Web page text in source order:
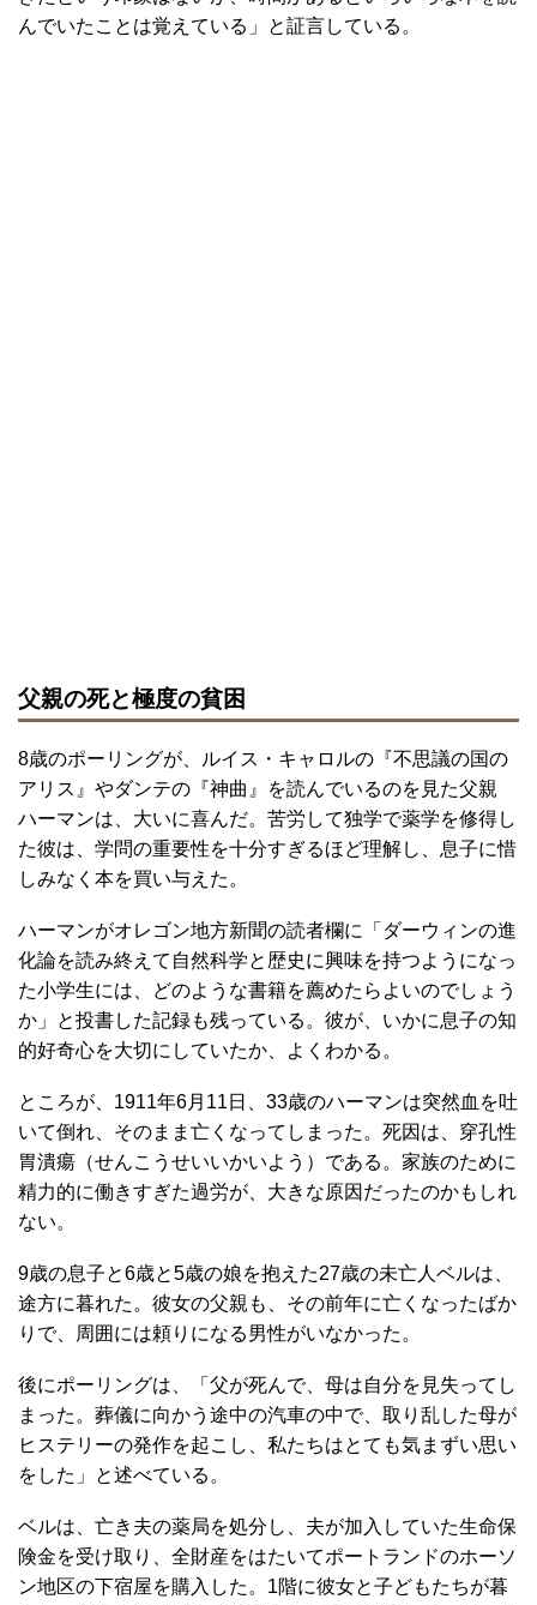
んでいたことは覚えている」と証言している。
父親の死と極度の貧困
8歳のポーリングが、ルイス・キャロルの『不思議の国の
アリス』やダンテの『神曲』を読んでいるのを見た父親
ハーマンは、大いに喜んだ。苦労して独学で薬学を修得し
た彼は、学問の重要性を十分すぎるほど理解し、息子に惜
しみなく本を買い与えた。
ハーマンがオレゴン地方新聞の読者欄に「ダーウィンの進
化論を読み終えて自然科学と歴史に興味を持つようになっ
た小学生には、どのような書籍を薦めたらよいのでしょう
か」と投書した記録も残っている。彼が、いかに息子の知
的好奇心を大切にしていたか、よくわかる。
ところが、1911年6月11日、33歳のハーマンは突然血を吐
いて倒れ、そのまま亡くなってしまった。死因は、穿孔性
胃潰瘍（せんこうせいいかいよう）である。家族のために
精力的に働きすぎた過労が、大きな原因だったのかもしれ
ない。
9歳の息子と6歳と5歳の娘を抱えた27歳の未亡人ベルは、
途方に暮れた。彼女の父親も、その前年に亡くなったばか
りで、周囲には頼りになる男性がいなかった。
後にポーリングは、「父が死んで、母は自分を見失ってし
まった。葬儀に向かう途中の汽車の中で、取り乱した母が
ヒステリーの発作を起こし、私たちはとても気まずい思い
をした」と述べている。
ベルは、亡き夫の薬局を処分し、夫が加入していた生命保
険金を受け取り、全財産をはたいてポートランドのホーソ
ン地区の下宿屋を購入した。1階に彼女と子どもたちが暮